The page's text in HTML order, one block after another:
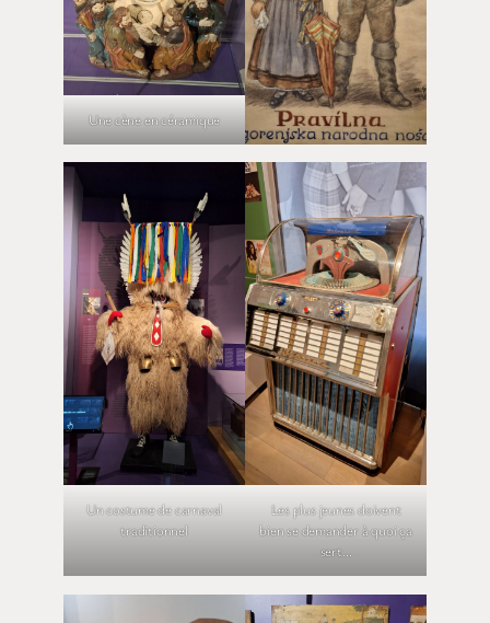
Une cène en céramique
Un costume de carnaval
traditionnel
Les plus jeunes doivent
bien se demander à quoi ça
sert…